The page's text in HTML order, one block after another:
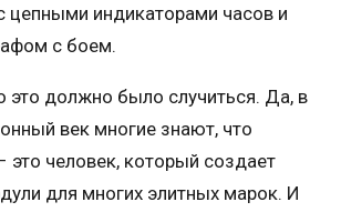
цепными индикаторами часов и
с боем.
это должно было случиться. Да, в
век многие знают, что
это человек, который создает
для многих элитных марок. И